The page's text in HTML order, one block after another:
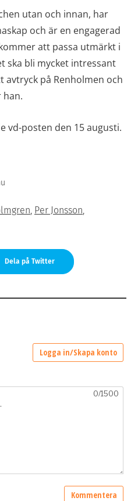
utan och innan, har
och är en engagerad
att passa utmärkt i
ska bli mycket intressant
på Renholmen och
han.
vd-posten den 15 augusti.
, Per Jonsson,
Dela på Twitter